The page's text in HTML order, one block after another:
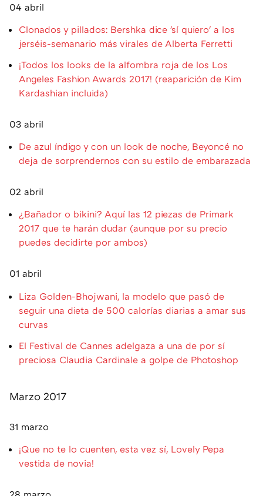
04 abril
Clonados y pillados: Bershka dice 'sí quiero' a los
jerséis-semanario más virales de Alberta Ferretti
¡Todos los looks de la alfombra roja de los Los
Angeles Fashion Awards 2017! (reaparición de Kim
Kardashian incluida)
03 abril
De azul índigo y con un look de noche, Beyoncé no
deja de sorprendernos con su estilo de embarazada
02 abril
¿Bañador o bikini? Aquí las 12 piezas de Primark
2017 que te harán dudar (aunque por su precio
puedes decidirte por ambos)
01 abril
Liza Golden-Bhojwani, la modelo que pasó de
seguir una dieta de 500 calorías diarias a amar sus
curvas
El Festival de Cannes adelgaza a una de por sí
preciosa Claudia Cardinale a golpe de Photoshop
Marzo 2017
31 marzo
¡Que no te lo cuenten, esta vez sí, Lovely Pepa
vestida de novia!